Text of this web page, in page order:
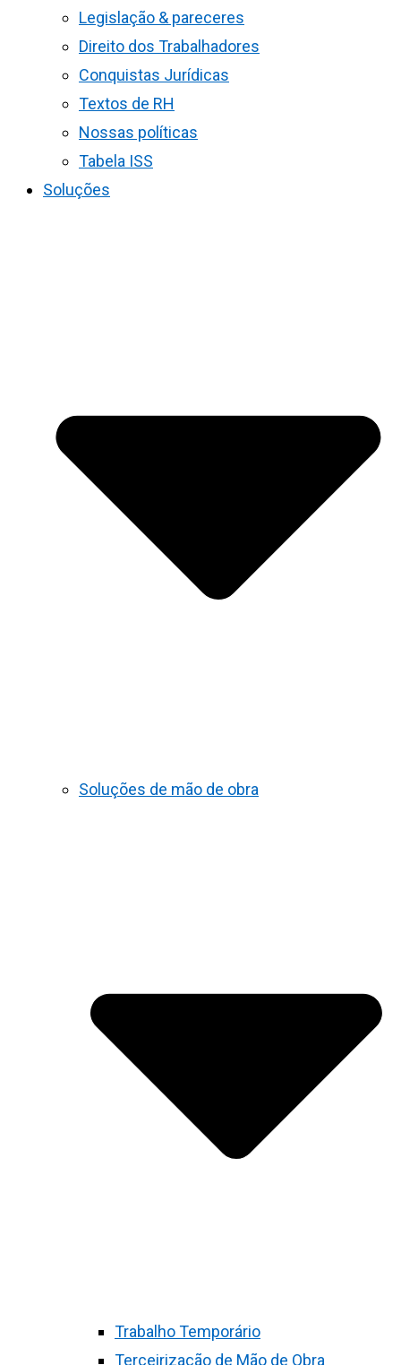
Legislação & pareceres
Direito dos Trabalhadores
Conquistas Jurídicas
Textos de RH
Nossas políticas
Tabela ISS
Soluções
Soluções de mão de obra
Trabalho Temporário
Terceirização de Mão de Obra